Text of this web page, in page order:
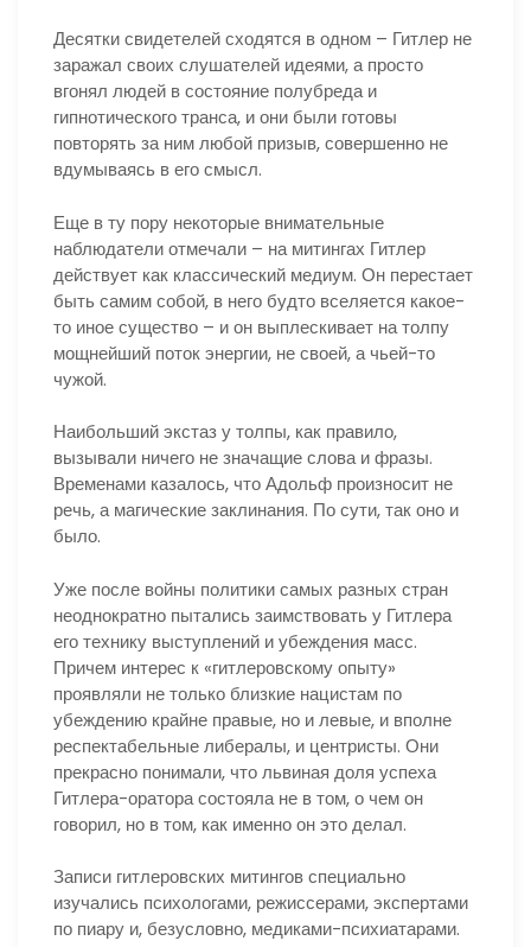
Десятки свидетелей сходятся в одном – Гитлер не
заражал своих слушателей идеями, а просто
вгонял людей в состояние полубреда и
гипнотического транса, и они были готовы
повторять за ним любой призыв, совершенно не
вдумываясь в его смысл.
Еще в ту пору некоторые внимательные
наблюдатели отмечали – на митингах Гитлер
действует как классический медиум. Он перестает
быть самим собой, в него будто вселяется какое-
то иное существо – и он выплескивает на толпу
мощнейший поток энергии, не своей, а чьей-то
чужой.
Наибольший экстаз у толпы, как правило,
вызывали ничего не значащие слова и фразы.
Временами казалось, что Адольф произносит не
речь, а магические заклинания. По сути, так оно и
было.
Уже после войны политики самых разных стран
неоднократно пытались заимствовать у Гитлера
его технику выступлений и убеждения масс.
Причем интерес к «гитлеровскому опыту»
проявляли не только близкие нацистам по
убеждению крайне правые, но и левые, и вполне
респектабельные либералы, и центристы. Они
прекрасно понимали, что львиная доля успеха
Гитлера-оратора состояла не в том, о чем он
говорил, но в том, как именно он это делал.
Записи гитлеровских митингов специально
изучались психологами, режиссерами, экспертами
по пиару и, безусловно, медиками-психиатарами.